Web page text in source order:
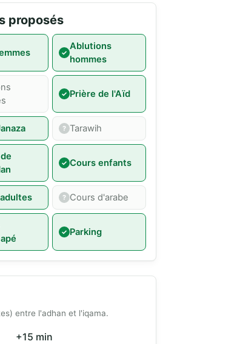
proposés
Ablutions
hommes
Prière de l'Aïd
Tarawih
Cours enfants
Cours d'arabe
Parking
entre l'adhan et l'iqama.
+15 min